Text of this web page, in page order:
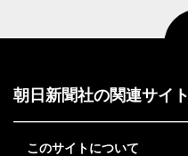
朝日新聞社の関連サイト
このサイトについて